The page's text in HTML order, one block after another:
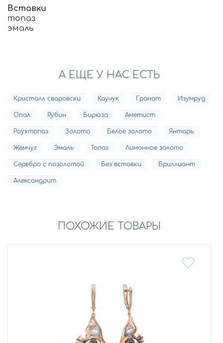
Вставки
топаз
эмаль
А ЕЩЕ У НАС ЕСТЬ
Кристалл сваровски Каучук Гранат Изумруд
Опал Рубин Бирюза Аметист
Раухтопаз Золото Белое золото Янтарь
Жемчуг Эмаль Топаз Лимонное золото
Серебро с позолотой Без вставки Бриллиант
Александрит
ПОХОЖИЕ ТОВАРЫ